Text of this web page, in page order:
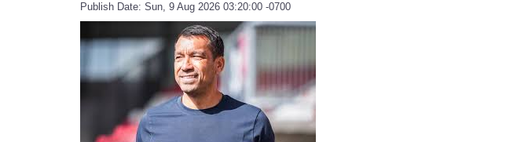
Publish Date: Sun, 9 Aug 2026 03:20:00 -0700